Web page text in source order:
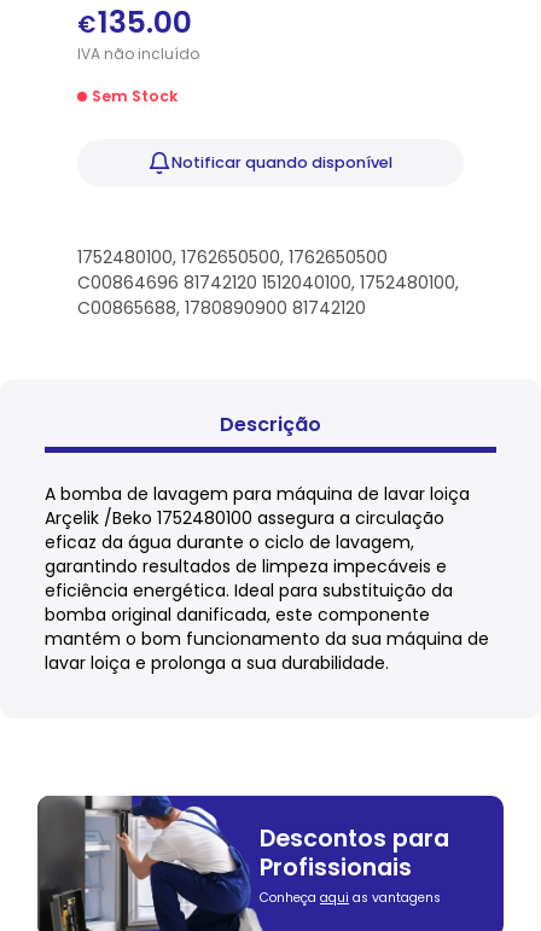
€135.00
IVAnãoincluído
Sem Stock
Notificarquando disponível
1752480100, 1762650500, 1762650500
C00864696 81742120 1512040100, 1752480100,
C00865688, 1780890900 81742120
Descrição
A bomba de lavagem para máquina de lavar loiça
Arçelik /Beko 1752480100 assegura a circulação
eficaz da água durante o ciclo de lavagem,
garantindo resultados de limpeza impecáveis e
eficiência energética. Ideal para substituição da
bomba original danificada, este componente
mantém o bom funcionamento da sua máquina de
lavar loiça e prolonga a sua durabilidade.
Descontos para
Profissionais
Conheça aqui as vantagens